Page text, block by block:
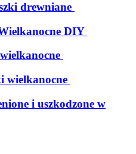
drewniane
DIY
wielkanocne
i uszkodzone w